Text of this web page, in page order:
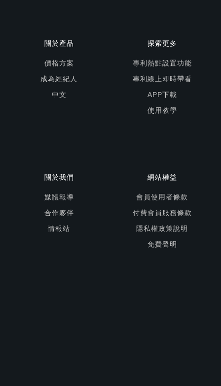
關於產品
價格方案
成為經紀人
中文
探索更多
專利熱點設置功能
專利線上即時帶看
APP下載
使用教學
關於我們
媒體報導
合作夥伴
情報站
網站權益
會員使用者條款
付費會員服務條款
隱私權政策說明
免費聲明